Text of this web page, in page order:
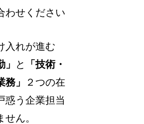
わせください
入れが進む
と
「技術・
」
２つの在
惑う企業担当
ん。